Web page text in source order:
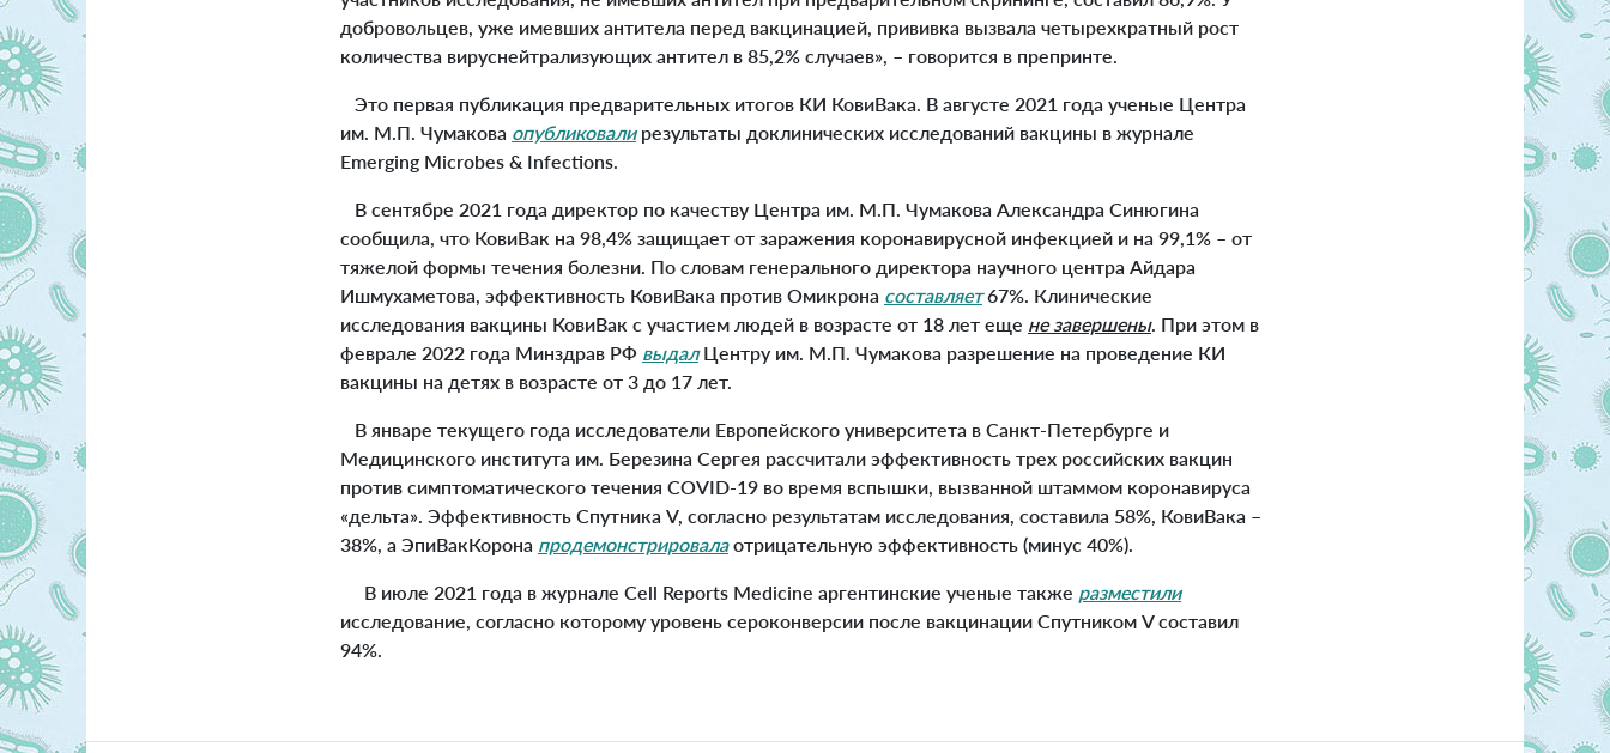
добровольцев, уже имевших антитела перед вакцинацией, прививка вызвала четырехкратный рост
количества вируснейтрализующих антител в 85,2% случаев», – говорится в препринте.
Это первая публикация предварительных итогов КИ КовиВака. В августе 2021 года ученые Центра
им. М.П. Чумакова опубликовалирезультаты доклинических исследований вакцины в журнале
Emerging Microbes & Infections.
В сентябре 2021 года директор по качеству Центра им. М.П. Чумакова Александра Синюгина
сообщила, что КовиВак на 98,4% защищает от заражения коронавирусной инфекцией и на 99,1% – от
тяжелой формы течения болезни. По словам генерального директора научного центра Айдара
Ишмухаметова, эффективность КовиВака против Омикрона составляет67%. Клинические
исследования вакцины КовиВак с участием людей в возрасте от 18 лет еще не завершены. При этом в
феврале 2022 года Минздрав РФ выдалЦентру им. М.П. Чумакова разрешение на проведение КИ
вакцины на детях в возрасте от 3 до 17 лет.
В январе текущего года исследователи Европейского университета в Санкт-Петербурге и
Медицинского института им. Березина Сергея рассчитали эффективность трех российских вакцин
против симптоматического течения COVID-19 во время вспышки, вызванной штаммом коронавируса
«дельта». Эффективность Спутника V, согласно результатам исследования, составила 58%, КовиВака –
38%, а ЭпиВакКорона продемонстрировалаотрицательную эффективность (минус 40%).
В июле 2021 года в журнале Cell Reports Medicine аргентинские ученые также разместили
исследование, согласно которому уровень сероконверсии после вакцинации Спутником V составил
94%.